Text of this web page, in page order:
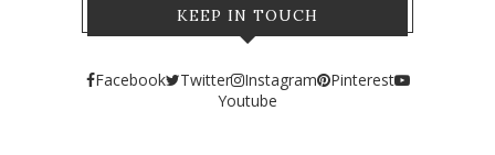
KEEP IN TOUCH
Facebook Twitter Instagram
Pinterest
Youtube